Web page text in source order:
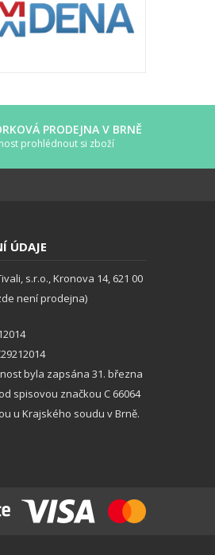
PRODEJNA V BRNĚ
prohlédnout si zboží
ÚDAJE
s.r.o., Kronova 14, 621 00
není prodejna)
byla zapsána 31. března
spisovou značkou C 66064
u Krajského soudu v Brně.